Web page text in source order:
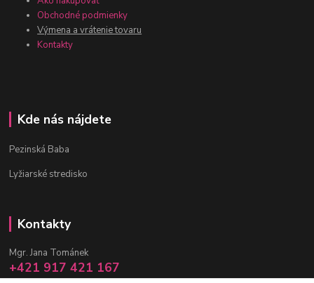
Obchodné podmienky
Výmena a vrátenie tovaru
Kontakty
Kde nás nájdete
Pezinská Baba
Lyžiarské stredisko
Kontakty
Mgr. Jana Tománek
+421 917 421 167